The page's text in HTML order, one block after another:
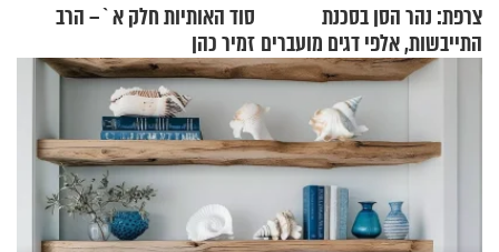
צרפת: נהר הסן בסכנת
התייבשות, אלפי דגים מועברים
במבצעי חילוץ
סוד האותיות חלק א`– הרב
זמיר כהן